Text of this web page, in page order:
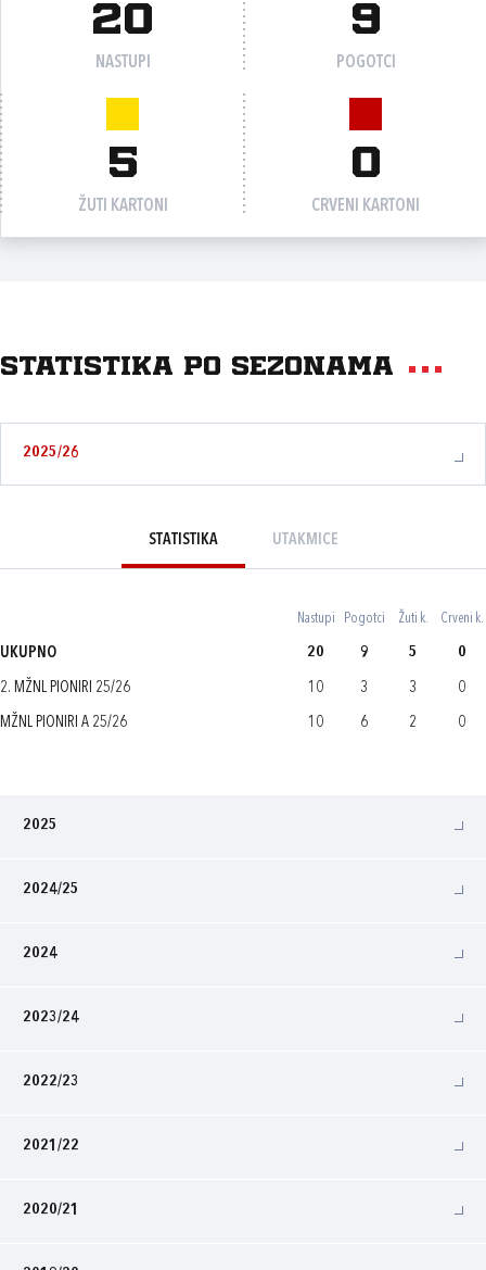
20
NASTUPI
9
POGOTCI
5
ŽUTI KARTONI
0
CRVENI KARTONI
Statistika po sezonama
2025/26
STATISTIKA UTAKMICE
Nastupi Pogotci Žuti k. Crveni k.
UKUPNO 20 9 5 0
2. MŽNL PIONIRI 25/26 10 3 3 0
MŽNL PIONIRI A 25/26 10 6 2 0
2025
2024/25
2024
2023/24
2022/23
2021/22
2020/21